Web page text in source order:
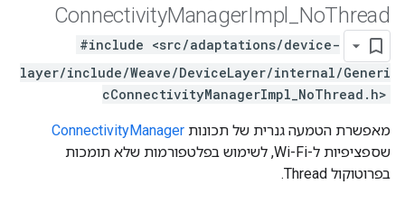
ConnectivityManagerImpl NoThread
#include <src/adaptations/device-
layer/include/Weave/DeviceLayer/internal/Generi
cConnectivityManagerImpl_NoThread.h>
מאפשרת הטמעה גנרית של תכונות ConnectivityManager
שספציפיות ל-Wi-Fi, לשימוש בפלטפורמות שלא תומכות
בפרוטוקול Thread.